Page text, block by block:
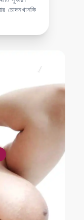
চোদনখানকি